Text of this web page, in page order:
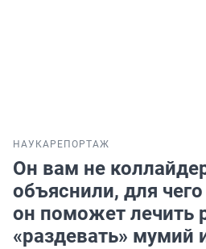
НАУКА РЕПОРТАЖ
Он вам не
объяснили, для
он поможет лечить
«раздевать» мумий